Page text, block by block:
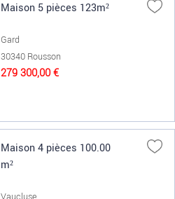
Maison 5 pièces 123m²
Gard
30340 Rousson
279 300,00 €
Maison 4 pièces 100.00
m²